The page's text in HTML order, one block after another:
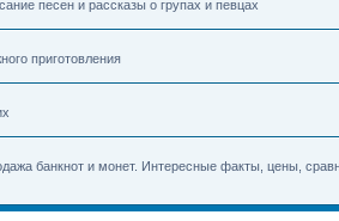
песен и рассказы о групах и певцах
приготовления
банкнот и монет. Интересные факты, цены,